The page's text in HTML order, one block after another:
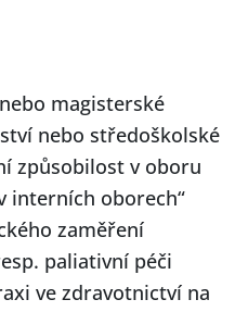
magisterské
nebo středoškolské
způsobilost v oboru
interních oborech“
zaměření
paliativní péči
ve zdravotnictví na